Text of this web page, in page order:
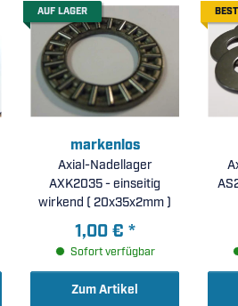
AUF LAGER
markenlos
Axial-Nadellager
AXK2035 - einseitig
wirkend ( 20x35x2mm )
1,00 € *
Sofort verfügbar
Zum Artikel